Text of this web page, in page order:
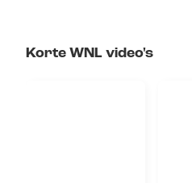
Korte WNL video's